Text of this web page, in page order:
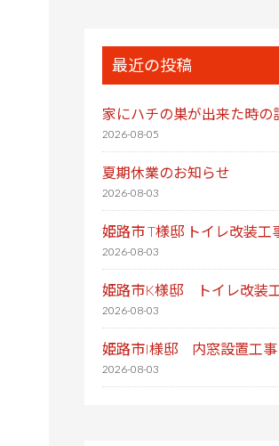
最近の投稿
家にハチの巣が出来た時の
2026-08-05
夏期休業のお知らせ
2026-08-03
姫路市 T様邸 トイレ改装工
2026-08-03
姫路市K様邸 トイレ改装
2026-08-03
姫路市I様邸 内窓設置工事
2026-08-03